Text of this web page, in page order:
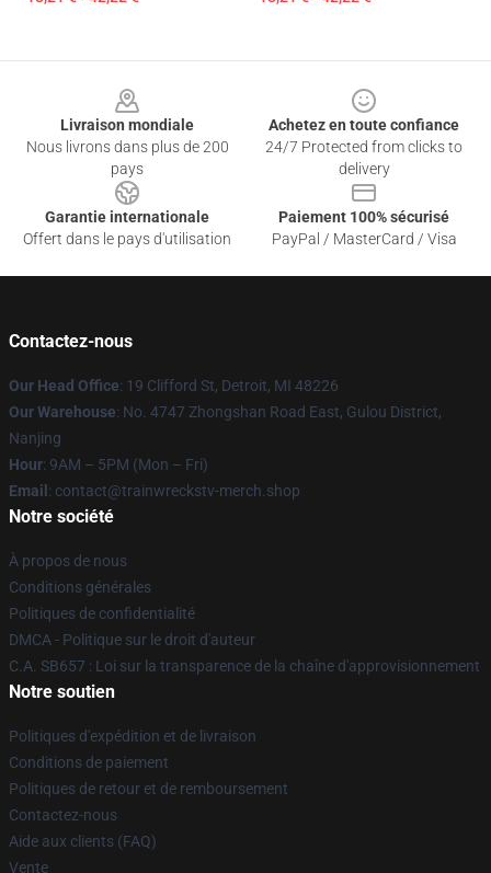
Livraison mondiale
Nous livrons dans plus de 200
pays
Achetez en toute confiance
24/7 Protected from clicks to
delivery
Garantie internationale
Offert dans le pays d'utilisation
Paiement 100% sécurisé
PayPal / MasterCard / Visa
Contactez-nous
Our Head Office: 19 Clifford St, Detroit, MI 48226
Our Warehouse: No. 4747 Zhongshan Road East, Gulou District,
Nanjing
Hour: 9AM – 5PM (Mon – Fri)
Email : contact@trainwreckstv-merch.shop
Notre société
À propos de nous
Conditions générales
Politiques de confidentialité
DMCA - Politique sur le droit d'auteur
C.A. SB657 : Loi sur la transparence de la chaîne d'approvisionnement
Notre soutien
Politiques d'expédition et de livraison
Conditions de paiement
Politiques de retour et de remboursement
Contactez-nous
Aide aux clients (FAQ)
Vente